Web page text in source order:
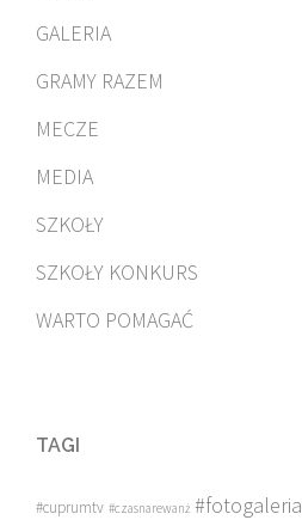
GALERIA
GRAMY RAZEM
MECZE
MEDIA
SZKOŁY
SZKOŁY KONKURS
WARTO POMAGAĆ
TAGI
#cuprumtv #czasnarewanż #fotogaleria